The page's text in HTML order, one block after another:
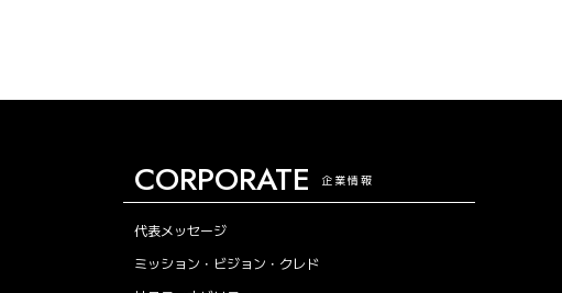
CORPORATE 企業情報
代表メッセージ
ミッション・ビジョン・クレド